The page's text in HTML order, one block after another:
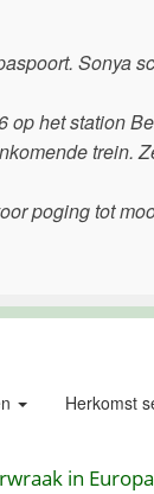
Sonya
het station
trein.
poging tot